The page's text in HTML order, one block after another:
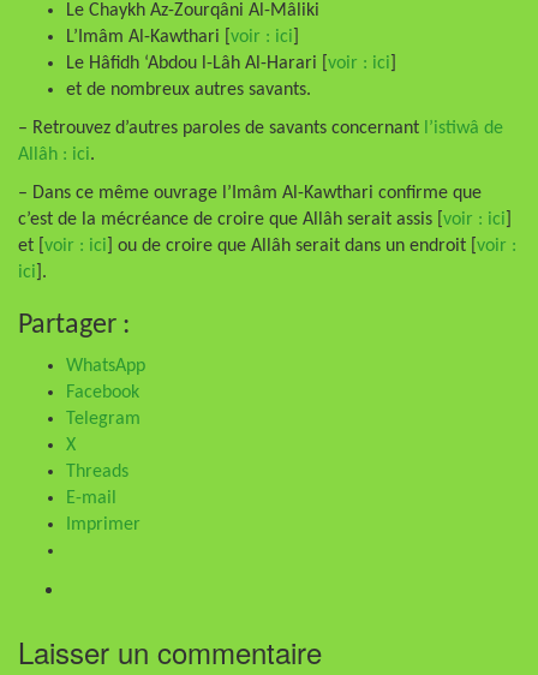
Le Chaykh Az-Zourqâni Al-Mâliki
L’Imâm Al-Kawthari [ voir : ici
Le Hâfidh ‘Abdou l-Lâh Al-Harari [ voir : ici
et de nombreux autres savants.
– Retrouvez d’autres paroles de savants concernant l’istiwâ de
Allâh : ici.
– Dans ce même ouvrage l’Imâm Al-Kawthari confirme que
c’est de la mécréance de croire que Allâh serait assis [ voir : ici
et [ voir : ici ] ou de croire que Allâh serait dans un endroit [ voir :
ici ].
Partager :
WhatsApp
Facebook
Telegram
X
Threads
E-mail
Imprimer
Laisser un commentaire